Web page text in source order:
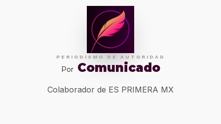
PERIODISMO DE AUTORIDAD
Por Comunicado
Colaborador de ES PRIMERA MX